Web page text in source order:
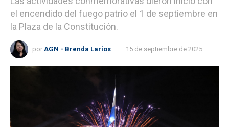
el encendido del fuego patrio el 1 de septiembre en
la Plaza de la Constitución.
por AGN - Brenda Larios 15 de septiembre de 2025